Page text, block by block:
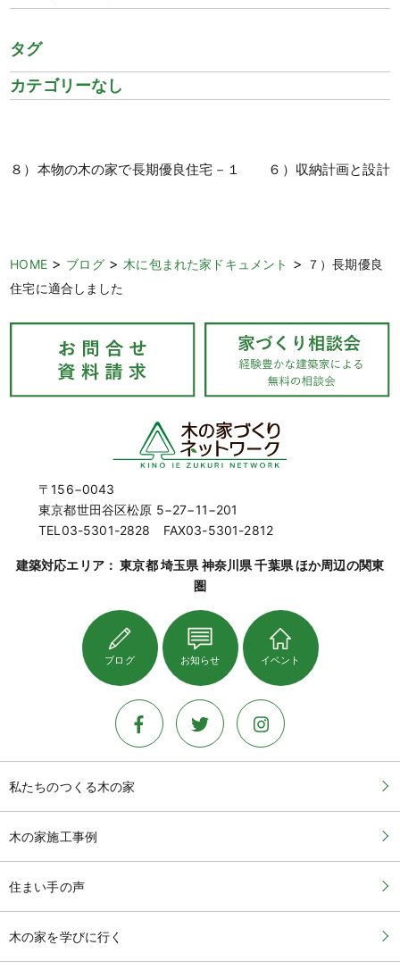
タグ
カテゴリーなし
８）本物の木の家で長期優良住宅－１ ６）収納計画と設計
HOME> ブログ>木に包まれた家ドキュメント >
７）長期優良
住宅に適合しました
〒156−0043
東京都世田谷区松原 5−27−11−201
TEL03-5301-2828 FAX03-5301-2812
建築対応エリア： 東京都 埼玉県 神奈川県 千葉県 ほか周辺の関東
圏
ブログ お知らせ イベント
私たちのつくる木の家
木の家施工事例
住まい手の声
木の家を学びに行く